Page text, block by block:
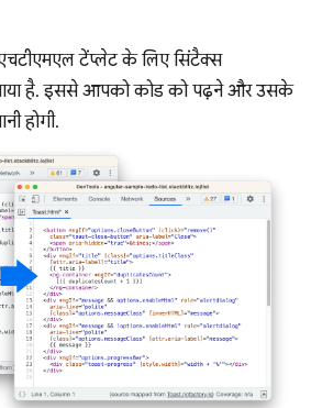
टेंप्लेट के लिए सिंटैक्स
है. इससे आपको कोड को पढ़ने और उसके
होगी.